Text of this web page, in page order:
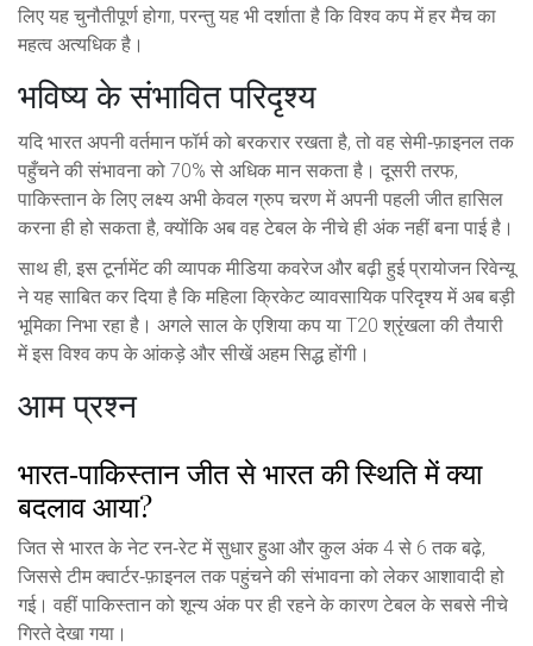
लिए यह चुनौतीपूर्ण होगा, परन्तु यह भी दर्शाता है कि विश्व कप में हर मैच का
महत्व अत्यधिक है।
भविष्य के संभावित परिदृश्य
यदि भारत अपनी वर्तमान फॉर्म को बरकरार रखता है, तो वह सेमी‑फ़ाइनल तक
पहुँचने की संभावना को 70% से अधिक मान सकता है। दूसरी तरफ,
पाकिस्तान के लिए लक्ष्य अभी केवल ग्रुप चरण में अपनी पहली जीत हासिल
करना ही हो सकता है, क्योंकि अब वह टेबल के नीचे ही अंक नहीं बना पाई है।
साथ ही, इस टूर्नामेंट की व्यापक मीडिया कवरेज और बढ़ी हुई प्रायोजन रिवेन्यू
ने यह साबित कर दिया है कि महिला क्रिकेट व्यावसायिक परिदृश्य में अब बड़ी
भूमिका निभा रहा है। अगले साल के एशिया कप या T20 श्रृंखला की तैयारी
में इस विश्व कप के आंकड़े और सीखें अहम सिद्ध होंगी।
आम प्रश्न
भारत‑पाकिस्तान जीत से भारत की स्थिति में क्या
बदलाव आया?
जित से भारत के नेट रन‑रेट में सुधार हुआ और कुल अंक 4 से 6 तक बढ़े,
जिससे टीम क्वार्टर‑फ़ाइनल तक पहुंचने की संभावना को लेकर आशावादी हो
गई। वहीं पाकिस्तान को शून्य अंक पर ही रहने के कारण टेबल के सबसे नीचे
गिरते देखा गया।